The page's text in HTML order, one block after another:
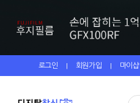
로그인 | 회원가입 | 마이샵